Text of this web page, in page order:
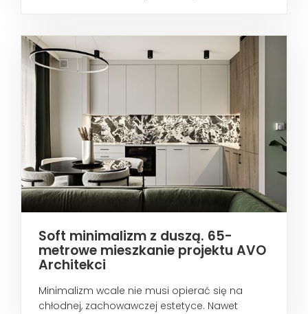
Soft minimalizm z duszą. 65-
metrowe mieszkanie projektu AVO
Architekci
Minimalizm wcale nie musi opierać się na
chłodnej, zachowawczej estetyce. Nawet